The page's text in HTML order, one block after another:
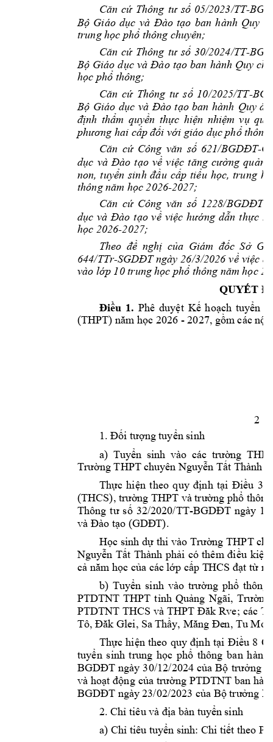
Căn cứ Thông tư số 05/2023/TT-
Bộ Giáo dục và Đào tạo ban hành Quy
trung học phổ thông chuyên;
Căn cứ Thông tư số 30/2024/TT-
Bộ Giáo dục và Đào tạo ban hành Quy
học phổ thông;
Căn cứ Thông tư số 10/2025/TT-
Bộ Giáo dục và Đào tạo ban hành Quy
định thẩm quyền thực hiện nhiệm vụ
phương hai cấp đối với giáo dục phổ thông;
Căn cứ Công văn số 621/BGDĐT-
dục và Đào tạo về việc tăng cường quản
non, tuyển sinh đầu cấp tiểu học, trung
thông năm học 2026-2027;
Căn cứ Công văn số 1228/BGDĐT
dục và Đào tạo về việc hướng dẫn thực
học 2026-2027;
Theo đề nghị của Giám đốc Sở
644/TTr-SGDĐT ngày 26/3/2026 về việc
vào lớp 10 trung học phổ thông năm học
QUYẾT
Điều 1. Phê duyệt Kế hoạch tuyển
(THPT) năm học 2026 - 2027, gồm các nội
2
1. Đối tượng tuyển sinh
a) Tuyển sinh vào các trường
Trường THPT chuyên Nguyễn Tất Thành
Thực hiện theo quy định tại Điều 3
(THCS), trường THPT và trường phổ t
Thông tư số 32/2020/TT-BGDĐT ngày 15
và Đào tạo (GDĐT).
Học sinh dự thi vào Trường THPT
Nguyễn Tất Thành phải có thêm điều kiện
cả năm học của các lớp cấp THCS đạt từ m
b) Tuyển sinh vào trường phổ thông
PTDTNT THPT tỉnh Quảng Ngãi, Trường
PTDTNT THCS và THPT Đăk Rve; các T
Tô, Đăk Glei, Sa Thầy, Măng Đen, Tu Mơ
Thực hiện theo quy định tại Điều 8
tuyển sinh trung học phổ thông ban hành
BGDĐT ngày 30/12/2024 của Bộ trưởng
và hoạt động của trường PTDTNT ban
BGDĐT ngày 23/02/2023 của Bộ trưởng
2. Chỉ tiêu và địa bàn tuyển sinh
a) Chỉ tiêu tuyển sinh: Chi tiết theo